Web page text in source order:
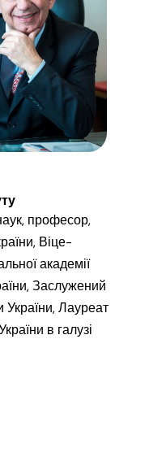
професор,
Віце-
академії
Заслужений
України, Лауреат
в галузі